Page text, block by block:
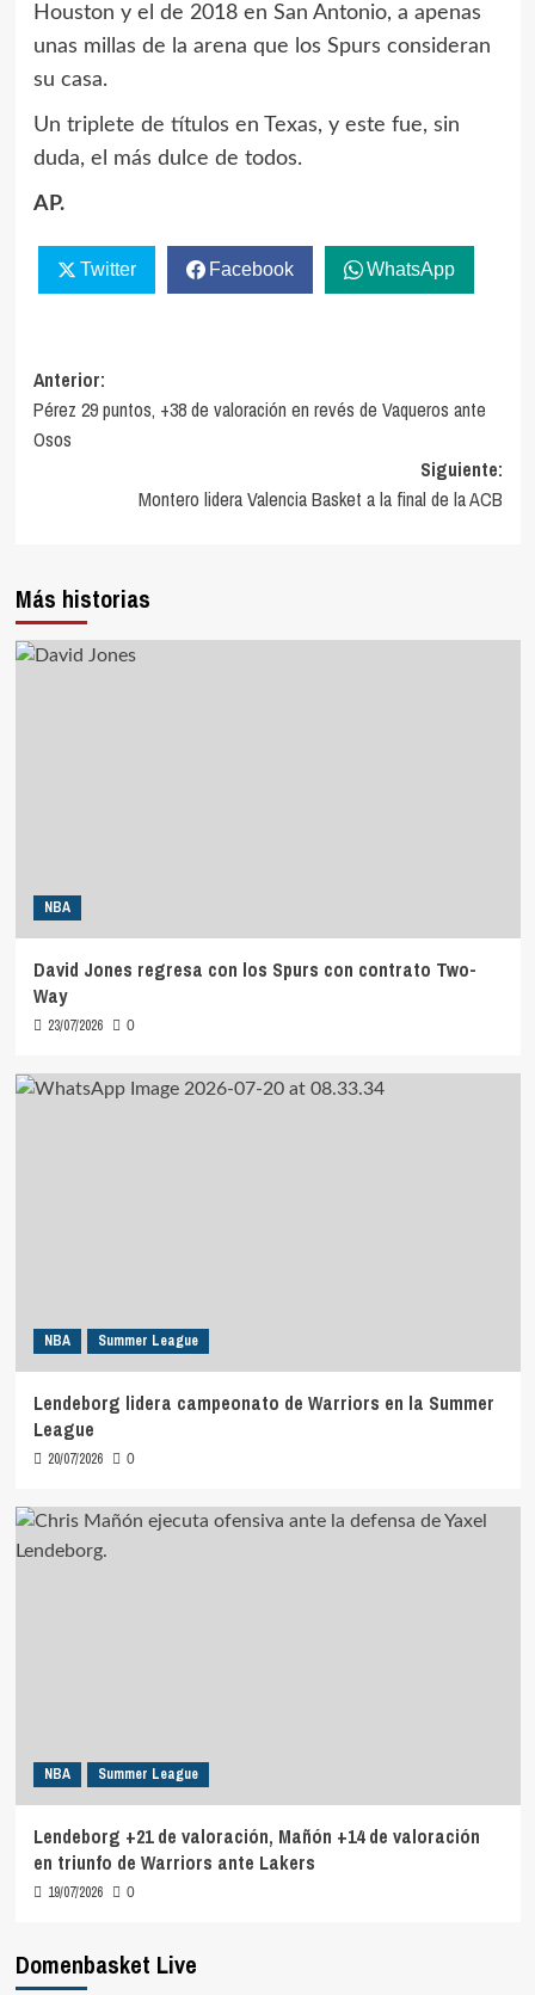
Houston y el de 2018 en San Antonio, a apenas
unas millas de la arena que los Spurs consideran
su casa.
Un triplete de títulos en Texas, y este fue, sin
duda, el más dulce de todos.
AP.
Twitter Facebook WhatsApp
Navegación
de
entradas
Anterior:
Pérez 29 puntos, +38 de valoración en revés de Vaqueros ante
Osos
Siguiente:
Montero lidera Valencia Basket a la final de la ACB
Más historias
NBA
David Jones regresa con los Spurs con contrato Two-
Way
23/07/2026 0
NBA Summer League
Lendeborg lidera campeonato de Warriors en la Summer
League
20/07/2026 0
NBA Summer League
Lendeborg +21 de valoración, Mañón +14 de valoración
en triunfo de Warriors ante Lakers
19/07/2026 0
Domenbasket Live